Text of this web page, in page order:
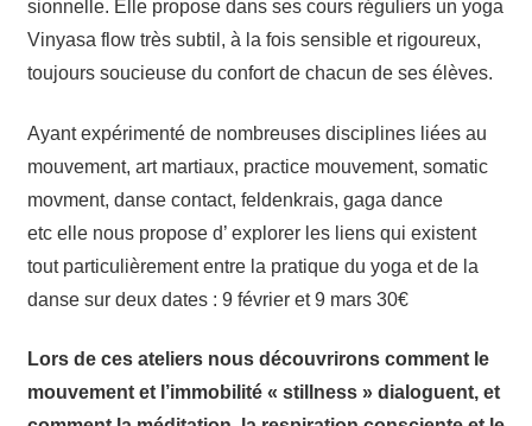
sion­nelle. Elle pro­pose dans ses cours régu­liers un yoga
Vinya­sa flow très sub­til, à la fois sen­sible et rigou­reux,
tou­jours sou­cieuse du confort de cha­cun de ses élèves.
Ayant expé­ri­men­té de nom­breuses dis­ci­plines liées au
mou­ve­ment, art mar­tiaux, prac­tice mou­ve­ment, soma­tic
mov­ment, danse contact, fel­den­krais, gaga dance
etc elle nous pro­pose d’ explo­rer les liens qui existent
tout par­ti­cu­liè­re­ment entre la pra­tique du yoga et de la
danse sur deux dates : 9 février et 9 mars 30€
Lors de ces ate­liers nous décou­vri­rons com­ment le
mou­ve­ment et l’im­mo­bi­li­té « stil­l­ness » dia­loguent, et